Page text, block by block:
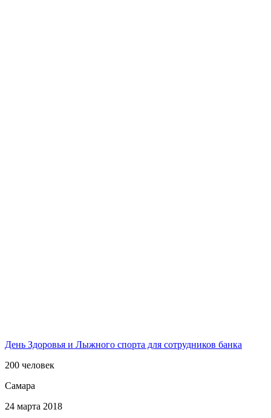
День Здоровья и Лыжного спорта для сотрудников банка
200 человек
Самара
24 марта 2018